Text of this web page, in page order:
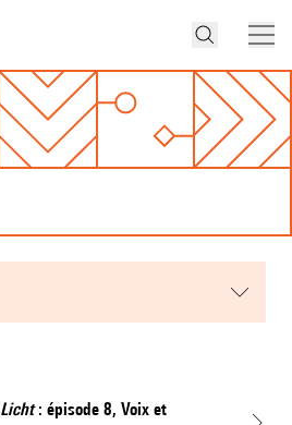
: épisode 8, Voix et